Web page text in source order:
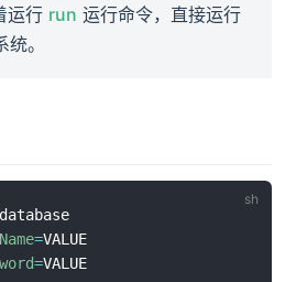
运行 run 运行命令，直接运行
。
database
=VALUE
=VALUE